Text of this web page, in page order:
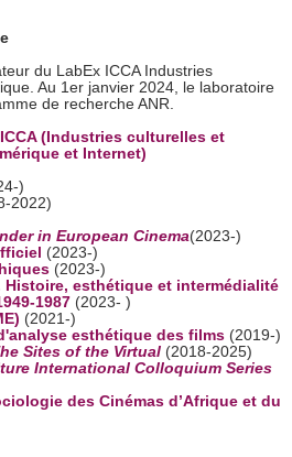
du LabEx ICCA Industries
Au 1er janvier 2024, le laboratoire
de recherche ANR.
(Industries culturelles et
et Internet)
)
2022)
in European Cinema(2023-)
(2023-)
(2023-)
Histoire, esthétique et intermédialité
1987 (2023- )
(2021-)
esthétique des films (2019-)
Sites of the Virtual (2018-2025)
International Colloquium Series
des Cinémas d’Afrique et du